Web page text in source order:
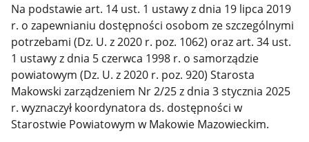
Na podstawie art. 14 ust. 1 ustawy z dnia 19 lipca 2019
r. o zapewnianiu dostępności osobom ze szczególnymi
potrzebami (Dz. U. z 2020 r. poz. 1062) oraz art. 34 ust.
1 ustawy z dnia 5 czerwca 1998 r. o samorządzie
powiatowym (Dz. U. z 2020 r. poz. 920) Starosta
Makowski zarządzeniem Nr 2/25 z dnia 3 stycznia 2025
r. wyznaczył koordynatora ds. dostępności w
Starostwie Powiatowym w Makowie Mazowieckim.